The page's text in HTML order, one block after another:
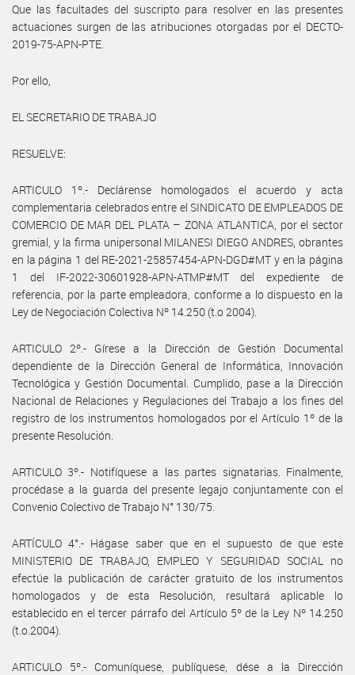
Que las facultades del suscripto para resolver en las presentes
actuaciones surgen de las atribuciones otorgadas por el DECTO-
2019-75-APN-PTE.
Por ello,
EL SECRETARIO DE TRABAJO
RESUELVE:
ARTICULO 1º.- Declárense homologados el acuerdo y acta
complementaria celebrados entre el SINDICATO DE EMPLEADOS DE
COMERCIO DE MAR DEL PLATA – ZONA ATLANTICA, por el sector
gremial, y la firma unipersonal MILANESI DIEGO ANDRES, obrantes
en la página 1 del RE-2021-25857454-APN-DGD#MT y en la página
1 del IF-2022-30601928-APN-ATMP#MT del expediente de
referencia, por la parte empleadora, conforme a lo dispuesto en la
Ley de Negociación Colectiva Nº 14.250 (t.o 2004).
ARTICULO 2º.- Gírese a la Dirección de Gestión Documental
dependiente de la Dirección General de Informática, Innovación
Tecnológica y Gestión Documental. Cumplido, pase a la Dirección
Nacional de Relaciones y Regulaciones del Trabajo a los fines del
registro de los instrumentos homologados por el Artículo 1º de la
presente Resolución.
ARTICULO 3º.- Notifíquese a las partes signatarias. Finalmente,
procédase a la guarda del presente legajo conjuntamente con el
Convenio Colectivo de Trabajo N° 130/75.
ARTÍCULO 4°.- Hágase saber que en el supuesto de que este
MINISTERIO DE TRABAJO, EMPLEO Y SEGURIDAD SOCIAL no
efectúe la publicación de carácter gratuito de los instrumentos
homologados y de esta Resolución, resultará aplicable lo
establecido en el tercer párrafo del Artículo 5º de la Ley Nº 14.250
(t.o.2004).
ARTICULO 5º.- Comuníquese, publíquese, dése a la Dirección